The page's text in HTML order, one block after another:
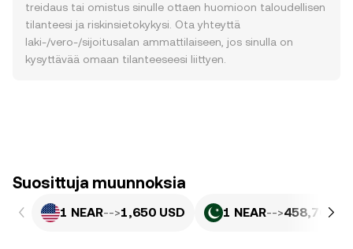
treidaus tai omistus sinulle ottaen huomioon taloudellisen
tilanteesi ja riskinsietokykysi. Ota yhteyttä
laki-/vero-/sijoitusalan ammattilaiseen, jos sinulla on
kysyttävää omaan tilanteeseesi liittyen.
Suosittuja muunnoksia
1 NEAR-->1,650 USD 1 NEAR-->458,76